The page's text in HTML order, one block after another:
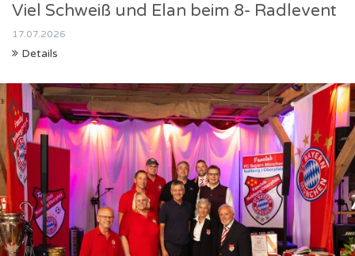
Viel Schweiß und Elan beim 8- Radlevent
17.07.2026
Details